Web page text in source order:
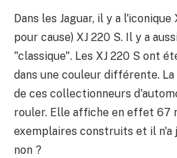
Dans les Jaguar, il y a l'iconique
pour cause) XJ 220 S. Il y a
"classique". Les XJ 220 S ont
dans une couleur différente. La
de ces collectionneurs
rouler. Elle affiche en effet 67
exemplaires construits et il n'a
non ?